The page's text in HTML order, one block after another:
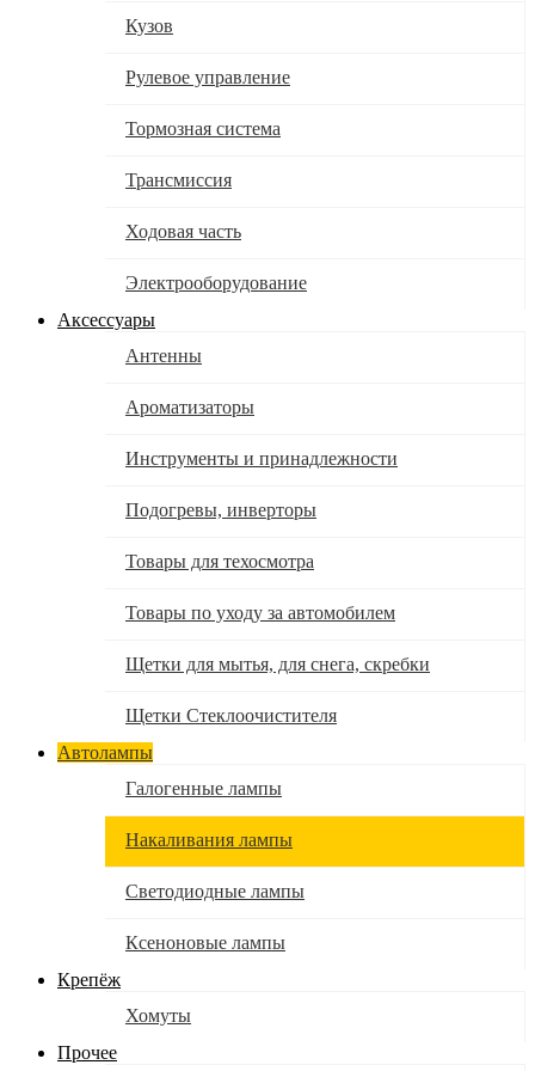
Кузов
Рулевое управление
Тормозная система
Трансмиссия
Ходовая часть
Электрооборудование
Аксессуары
Антенны
Ароматизаторы
Инструменты и принадлежности
Подогревы, инверторы
Товары для техосмотра
Товары по уходу за автомобилем
Щетки для мытья, для снега, скребки
Щетки Стеклоочистителя
Автолампы
Галогенные лампы
Накаливания лампы
Светодиодные лампы
Ксеноновые лампы
Крепёж
Хомуты
Прочее